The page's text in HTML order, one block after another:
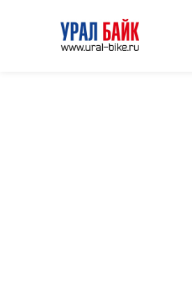
Перейти
к
Перейти
к